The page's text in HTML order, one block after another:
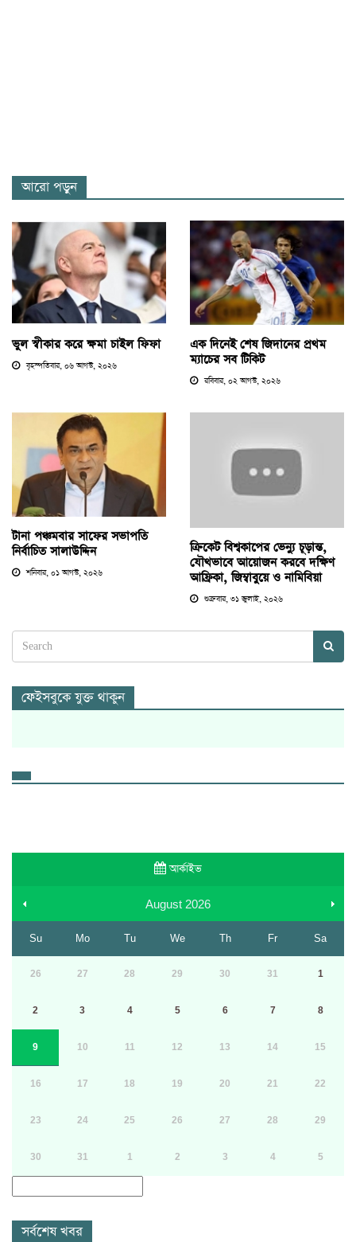
আরো পড়ুন
ভুল স্বীকার করে ক্ষমা চাইল ফিফা
বৃহস্পতিবার, ০৬ আগস্ট, ২০২৬
এক দিনেই শেষ জিদানের প্রথম
ম্যাচের সব টিকিট
রবিবার, ০২ আগস্ট, ২০২৬
টানা পঞ্চমবার সাফের সভাপতি
নির্বাচিত সালাউদ্দিন
শনিবার, ০১ আগস্ট, ২০২৬
ক্রিকেট বিশ্বকাপের ভেন্যু চূড়ান্ত,
যৌথভাবে আয়োজন করবে দক্ষিণ
আফ্রিকা, জিম্বাবুয়ে ও নামিবিয়া
শুক্রবার, ৩১ জুলাই, ২০২৬
ফেইসবুকে যুক্ত থাকুন
আর্কাইভ
August 2026
Su Mo Tu We Th Fr Sa
26 27 28 29 30 31 1
2 3 4 5 6 7 8
9 10 11 12 13 14 15
16 17 18 19 20 21 22
23 24 25 26 27 28 29
30 31 1 2 3 4 5
সর্বশেষ খবর